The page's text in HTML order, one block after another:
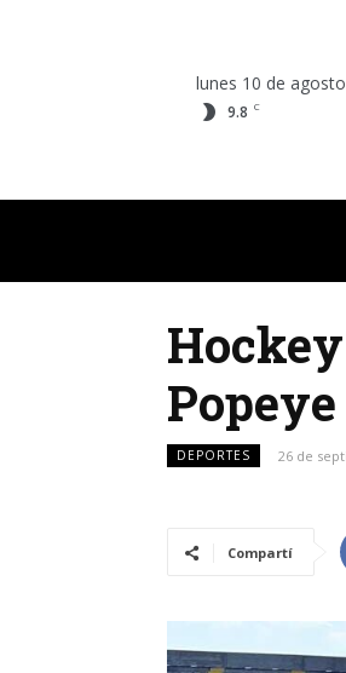
lunes 10 de
9.8 C
DEPORTES 26 de
Compartí